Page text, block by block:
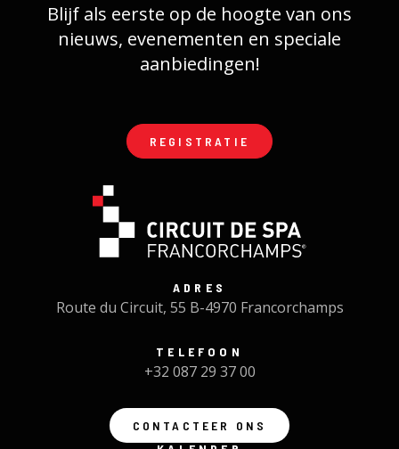
Blijf als eerste op de hoogte van ons
nieuws, evenementen en speciale
aanbiedingen!
REGISTRATIE
ADRES
Route du Circuit, 55 B-4970 Francorchamps
TELEFOON
+32 087 29 37 00
CONTACTEER ONS